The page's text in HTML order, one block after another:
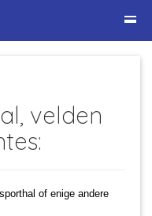
velden
of enige andere